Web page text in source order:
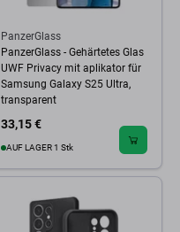
PanzerGlass
PanzerGlass - Gehärtetes Glas
UWF Privacy mit aplikator für
Samsung Galaxy S25 Ultra,
transparent
33,15 €
AUF LAGER 1 Stk